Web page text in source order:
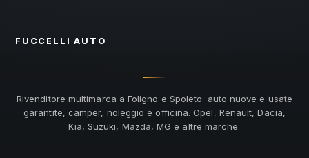
FUCCELLI AUTO
Rivenditore multimarca a Foligno e Spoleto: auto nuove e usate
garantite, camper, noleggio e officina. Opel, Renault, Dacia,
Kia, Suzuki, Mazda, MG e altre marche.